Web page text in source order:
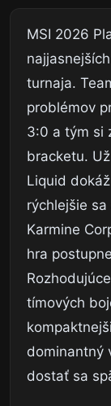
MSI 2026
turnaja.
problémov
3:0 a tým si
bracketu.
Liquid
rýchlejšie
Karmine
hra
tímových
dominantný
dostať sa